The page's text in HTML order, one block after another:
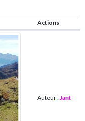
Actions
Auteur :Jant